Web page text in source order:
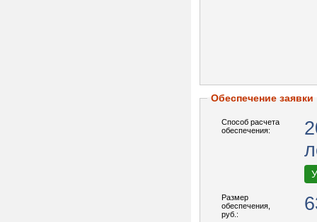
Обеспечение заявки
Способ расчета
обеспечения:
Размер
обеспечения,
руб.: